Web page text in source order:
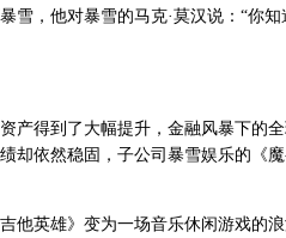
雪，他对暴雪的马克·莫汉说：“你
得到了大幅提升，金融风暴下的
却依然稳固，子公司暴雪娱乐的《
英雄》变为一场音乐休闲游戏的